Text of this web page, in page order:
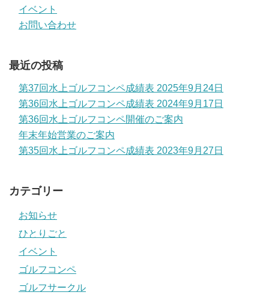
イベント
お問い合わせ
最近の投稿
第37回水上ゴルフコンペ成績表 2025年9月24日
第36回水上ゴルフコンペ成績表 2024年9月17日
第36回水上ゴルフコンペ開催のご案内
年末年始営業のご案内
第35回水上ゴルフコンペ成績表 2023年9月27日
カテゴリー
お知らせ
ひとりごと
イベント
ゴルフコンペ
ゴルフサークル